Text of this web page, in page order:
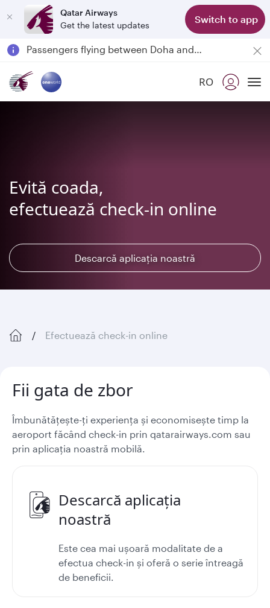
Qatar Airways
Get the latest updates
Switch to app
Passengers flying between Doha and Auckland on QR914 and QR915
18 June 2026: Updates on Travelling with Power Banks
RO
Evită coada,
efectuează check-in online
Descarcă aplicația noastră
Efectuează check-in online
Fii gata de zbor
Îmbunătățește-ți experiența și economisește timp la
aeroport făcând check-in prin qatarairways.com sau
prin aplicația noastră mobilă.
Descarcă aplicația
noastră
Este cea mai ușoară modalitate de a
efectua check-in și oferă o serie întreagă
de beneficii.